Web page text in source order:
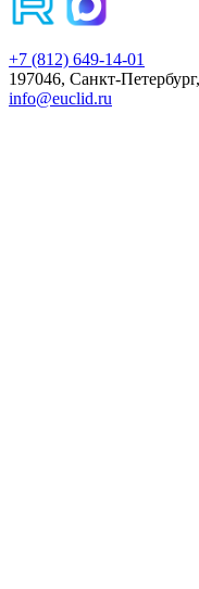
+7 (812) 649-14-01
197046, Санкт-
info@euclid.ru